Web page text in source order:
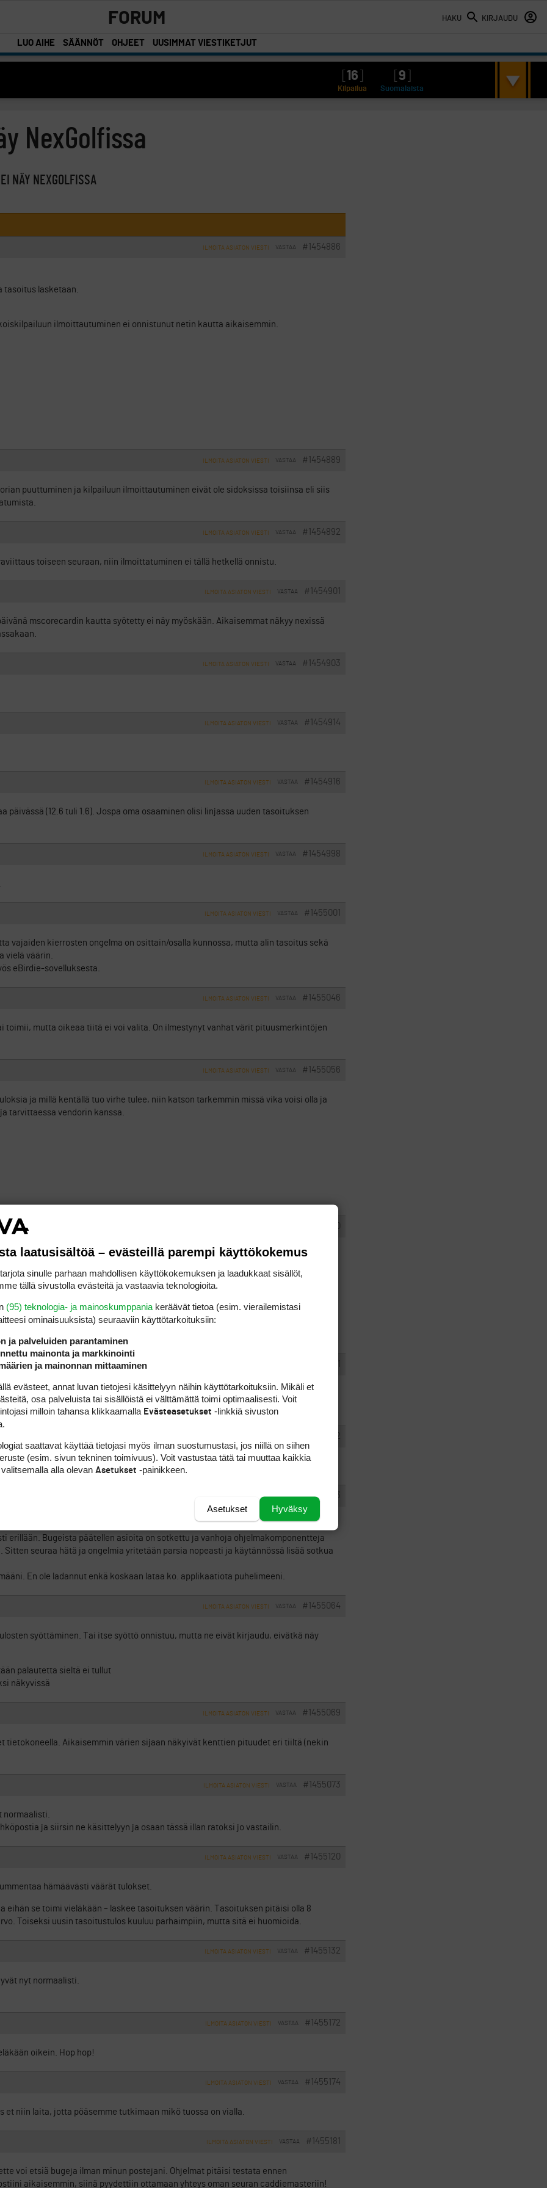
HAKU KIRJAUDU
FORUM
LUO AIHE SÄÄNNÖT OHJEET UUSIMMAT VIESTIKETJUT
16 9
Kilpailua Suomalaista
NexGolfissa
NÄY NEXGOLFISSA
#1454886
VASTAA
ILMOITA ASIATON VIESTI
tasoitus lasketaan.
ilmoittautuminen ei onnistunut netin kautta aikaisemmin.
#1454889
VASTAA
ILMOITA ASIATON VIESTI
puuttuminen ja kilpailuun ilmoittautuminen eivät ole sidoksissa toisiinsa eli siis
#1454892
VASTAA
ILMOITA ASIATON VIESTI
toiseen seuraan, niin ilmoittatuminen ei tällä hetkellä onnistu.
#1454901
VASTAA
ILMOITA ASIATON VIESTI
mscorecardin kautta syötetty ei näy myöskään. Aikaisemmat näkyy nexissä
#1454903
VASTAA
ILMOITA ASIATON VIESTI
#1454914
VASTAA
ILMOITA ASIATON VIESTI
#1454916
VASTAA
ILMOITA ASIATON VIESTI
päivässä (12.6 tuli 1.6). Jospa oma osaaminen olisi linjassa uuden tasoituksen
#1454998
VASTAA
ILMOITA ASIATON VIESTI
#1455001
VASTAA
ILMOITA ASIATON VIESTI
vajaiden kierrosten ongelma on osittain/osalla kunnossa, mutta alin tasoitus sekä
vielä väärin.
eBirdie-sovelluksesta.
#1455046
VASTAA
ILMOITA ASIATON VIESTI
toimii, mutta oikeaa tiitä ei voi valita. On ilmestynyt vanhat värit pituusmerkintöjen
#1455056
VASTAA
ILMOITA ASIATON VIESTI
ja millä kentällä tuo virhe tulee, niin katson tarkemmin missä vika voisi olla ja
tarvittaessa vendorin kanssa.
#1455060
Parkilla SLOPE väärin joka tiiltä, Forestilla oikeat lukemat.
selaimella): 139/130; 130/123; 127/118; 122/113. Näyttää antavan appissa
päässä kehittäjälle tiedoksi ja tämä keväällä ilmi tullut asia palasi ja sen korjaus
myös vanhat kenttäversiot, mutta uusienkin pitäisi löytyä.
#1455062
illan aikana tai jopa jo korjattu.
#1455063
VASTAA
ILMOITA ASIATON VIESTI
hukassa. Kun ohjelmistoon tehdään muutoksia on erittäin tärkeä pitää
erillään. Bugeista päätellen asioita on sotkettu ja vanhoja ohjelmakomponentteja
seuraa hätä ja ongelmia yritetään parsia nopeasti ja käytännössä lisää sotkua
En ole ladannut enkä koskaan lataa ko. applikaatiota puhelimeeni.
#1455064
VASTAA
ILMOITA ASIATON VIESTI
syöttäminen. Tai itse syöttö onnistuu, mutta ne eivät kirjaudu, eivätkä näy
palautetta sieltä ei tullut
näkyvissä
#1455069
VASTAA
ILMOITA ASIATON VIESTI
tietokoneella. Aikaisemmin värien sijaan näkyivät kenttien pituudet eri tiiltä (nekin
#1455073
VASTAA
ILMOITA ASIATON VIESTI
normaalisti.
ja siirsin ne käsittelyyn ja osaan tässä illan ratoksi jo vastailin.
#1455120
VASTAA
ILMOITA ASIATON VIESTI
hämäävästi väärät tulokset.
eihän se toimi vieläkään – laskee tasoituksen väärin. Tasoituksen pitäisi olla 8
Toiseksi uusin tasoitustulos kuuluu parhaimpiin, mutta sitä ei huomioida.
#1455132
VASTAA
ILMOITA ASIATON VIESTI
nyt normaalisti.
#1455172
VASTAA
ILMOITA ASIATON VIESTI
oikein. Hop hop!
#1455174
VASTAA
ILMOITA ASIATON VIESTI
niin laita, jotta pöäsemme tutkimaan mikö tuossa on vialla.
#1455181
VASTAA
ILMOITA ASIATON VIESTI
voi etsiä bugeja ilman minun postejani. Ohjelmat pitäisi testata ennen
aikaisemmin, siinä pyydettiin ottamaan yhteys oman seuran caddiemasteriin!
laatusisältöä – evästeillä parempi käyttökokemus
sinulle parhaan mahdollisen käyttökokemuksen ja laadukkaat sisällöt,
tällä sivustolla evästeitä ja vastaavia teknologioita.
(95) teknologia- ja mainoskumppania keräävät tietoa (esim. vierailemis­tasi
ominaisuuk­sista) seuraaviin käyttötarkoituksiin:
ja palveluiden parantaminen
mainonta ja markkinointi
ja mainonnan mittaaminen
evästeet, annat luvan tietojesi käsittelyyn näihin käyttötarkoituksiin. Mikäli et
osa palveluista tai sisällöistä ei välttämättä toimi optimaalisesti. Voit
milloin tahansa klikkaamalla Evästeasetukset -linkkiä sivuston
saattavat käyttää tietojasi myös ilman suostumustasi, jos niillä on siihen
(esim. sivun tekninen toimivuus). Voit vastustaa tätä tai muuttaa kaikkia
alla olevan Asetukset -painikkeen.
Hyväksy
Asetukset